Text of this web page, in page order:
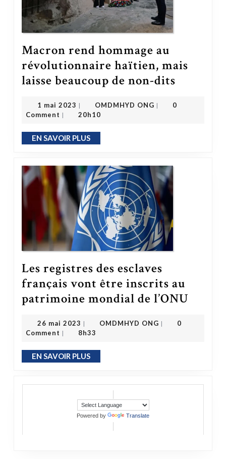
Macron rend hommage au
révolutionnaire haïtien, mais
laisse beaucoup de non-dits
1 mai 2023 | OMDMHYD ONG |
0
Comment | 20h10
EN SAVOIR PLUSEN SAVOIR PLUS
Les registres des esclaves
français vont être inscrits au
patrimoine mondial de l’ONU
26 mai 2023 | OMDMHYD ONG |
0
Comment | 8h33
EN SAVOIR PLUSEN SAVOIR PLUS
Powered by Translate